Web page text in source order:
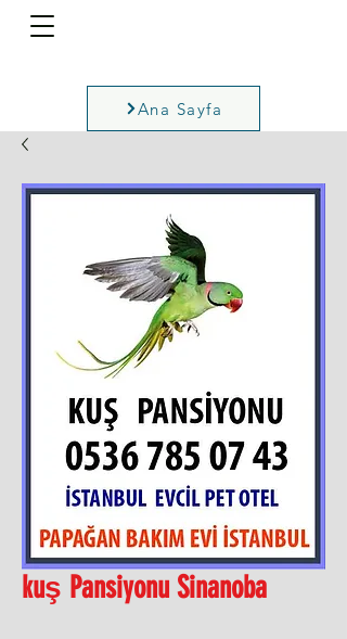
Ana Sayfa
kuş Pansiyonu Sinanoba